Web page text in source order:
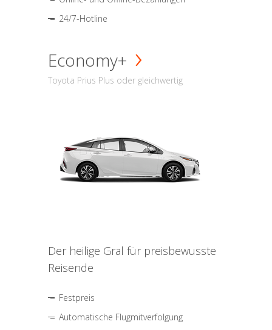
24/7-Hotline
Economy+
Toyota Prius Plus oder gleichwertig
Der heilige Gral für preisbewusste
Reisende
Festpreis
Automatische Flugmitverfolgung